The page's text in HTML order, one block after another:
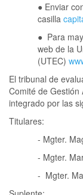
● Enviar
casilla
● Para
web de la
(UTEC)
El tribunal de
Comité de
integrado por las
Titulares:
- Mgter.
- Mgter.
- Mgter.